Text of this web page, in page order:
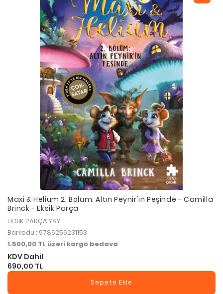
Maxi & Helium 2. Bölüm: Altın Peynir'in Peşinde - Camilla
Brinck - Eksik Parça
EKSİK PARÇA YAY.
Barkodu : 9786256231153
1.500,00 TL üzeri kargo bedava
KDV Dahil
690,00 TL
Sepete Ekle